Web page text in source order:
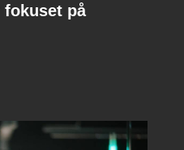
fokuset på